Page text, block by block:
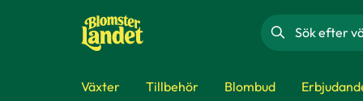
Sök
Växter Tillbehör Blombud